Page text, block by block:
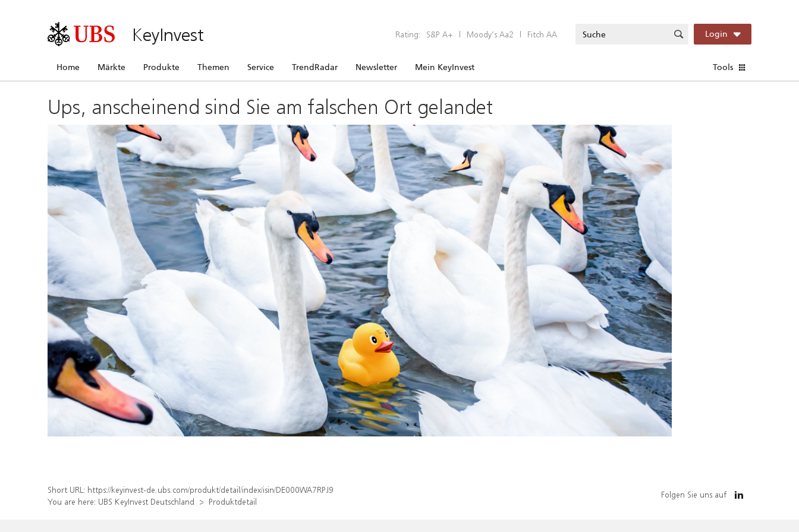
KeyInvest Rating: S&P A+ | Moody’s Aa2 | Fitch AA Login
Home Märkte Produkte Themen Service TrendRadar Newsletter Mein KeyInvest Tools
Ups, anscheinend sind Sie am falschen Ort gelandet
Short URL: https://keyinvest-de.ubs.com/produkt/detail/index/isin/DE000WA7RPJ9
You are here: UBS KeyInvest Deutschland Produktdetail
Folgen Sie uns auf